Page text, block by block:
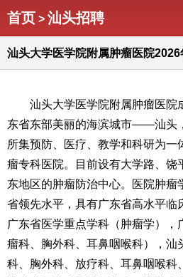
首页 > 汕头招聘
汕头大学医学院附属肿瘤医院
汕头大学医学院附属肿瘤医院
东省东部美丽的海滨城市——汕头
所集预防、医疗、教学和科研为一
瘤专科医院。目前设有大学路、饶
东地区的肿瘤防治中心。医院肿瘤
省领先水平，具有广东省高水平临
广东省医学重点学科（肿瘤学），
瘤科、胸外科、耳鼻咽喉科），汕
科、胸外科、放疗科、耳鼻咽喉科